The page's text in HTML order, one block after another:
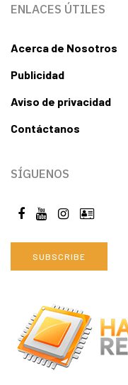
ENLACES ÚTILES
Acerca de Nosotros
Publicidad
Aviso de privacidad
Contáctanos
SÍGUENOS
SUBSCRIBE